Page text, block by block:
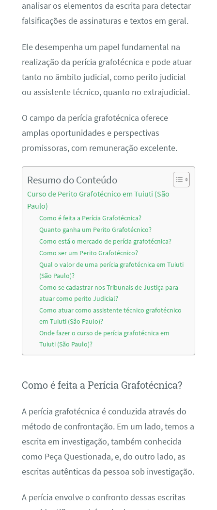
analisar os elementos da escrita para detectar
falsificações de assinaturas e textos em geral.
Ele desempenha um papel fundamental na
realização da perícia grafotécnica e pode atuar
tanto no âmbito judicial, como perito judicial
ou assistente técnico, quanto no extrajudicial.
O campo da perícia grafotécnica oferece
amplas oportunidades e perspectivas
promissoras, com remuneração excelente.
Resumo do Conteúdo
Curso de Perito Grafotécnico em Tuiuti (São
Paulo)
Como é feita a Perícia Grafotécnica?
Quanto ganha um Perito Grafotécnico?
Como está o mercado de perícia grafotécnica?
Como ser um Perito Grafotécnico?
Qual o valor de uma perícia grafotécnica em Tuiuti
(São Paulo)?
Como se cadastrar nos Tribunais de Justiça para
atuar como perito Judicial?
Como atuar como assistente técnico grafotécnico
em Tuiuti (São Paulo)?
Onde fazer o curso de perícia grafotécnica em
Tuiuti (São Paulo)?
Como é feita a Perícia Grafotécnica?
A perícia grafotécnica é conduzida através do
método de confrontação. Em um lado, temos a
escrita em investigação, também conhecida
como Peça Questionada, e, do outro lado, as
escritas autênticas da pessoa sob investigação.
A perícia envolve o confronto dessas escritas